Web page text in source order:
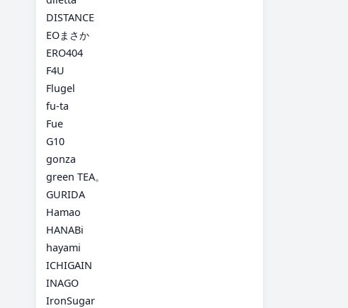
DISTANCE
EOまさか
ERO404
F4U
Flugel
fu-ta
Fue
G10
gonza
green TEA。
GURIDA
Hamao
HANABi
hayami
ICHIGAIN
INAGO
IronSugar